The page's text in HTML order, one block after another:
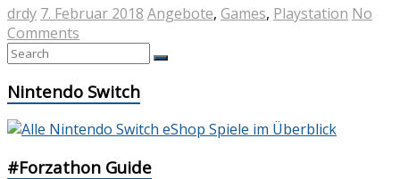
drdy 7. Februar 2018 Angebote, Games, Playstation No
Comments
Nintendo Switch
#Forzathon Guide